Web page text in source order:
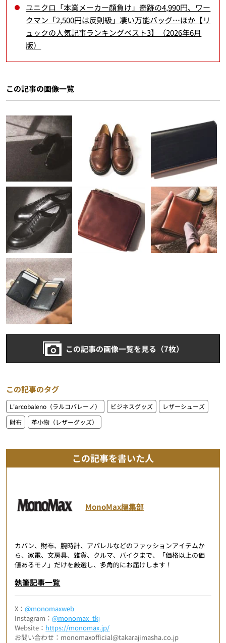
ユニクロ「本業メーカー顔負け」奇跡の4,990円、ワー
クマン「2,500円は反則級」凄い万能バッグ…ほか【リ
ュックの人気記事ランキングベスト3】（2026年6月
版）
この記事の画像一覧
この記事の画像一覧を見る（7枚）
この記事のタグ
L'arcobaleno（ラルコバレーノ） ビジネスグッズ
レザーシューズ
財布
革小物（レザーグッズ）
この記事を書いた人
MonoMax編集部
カバン、財布、腕時計、アパレルなどのファッションアイテムか
ら、家電、文房具、雑貨、クルマ、バイクまで、「価格以上の価
値あるモノ」だけを厳選し、多角的にお届けします！
執筆記事一覧
X：@monomaxweb
Instagram：@monomax_tkj
Website： https://monomax.jp/
お問い合わせ：monomaxofficial@takarajimasha.co.jp